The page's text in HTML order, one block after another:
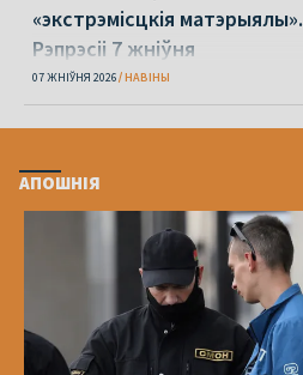
«экстрэмісцкія матэрыялы».
Рэпрэсіі 7 жніўня
07 ЖНІЎНЯ 2026 НАВІНЫ
АПОШНІЯ